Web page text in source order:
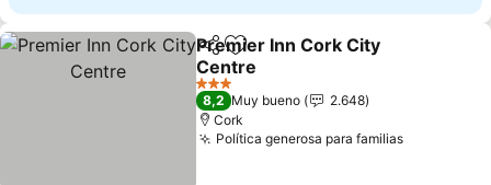
CompartirAñadir a favoritos
Premier Inn Cork City
Centre
Ver precios
3 Estrellas
8,2 Muy bueno
2.648
Cork
Política generosa para familiasVer